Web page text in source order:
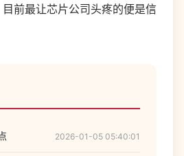
前最让芯片公司头疼的便是信
2026-01-05 05:40:01